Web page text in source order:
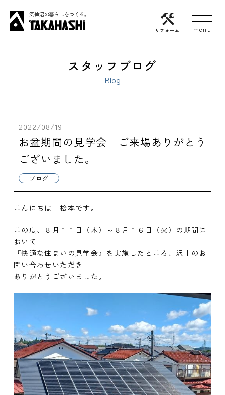
気仙沼の暮らしをつくる。
リフォーム
スタッフブログ
Blog
2022/08/19
お盆期間の見学会 ご来場ありがとう
ございました。
ブログ
こんにちは 松本です。
この度、８月１１日（木）～８月１６日（火）の期間に
おいて
『快適な住まいの見学会』を実施したところ、沢山のお
問い合わせいただき
ありがとうございました。